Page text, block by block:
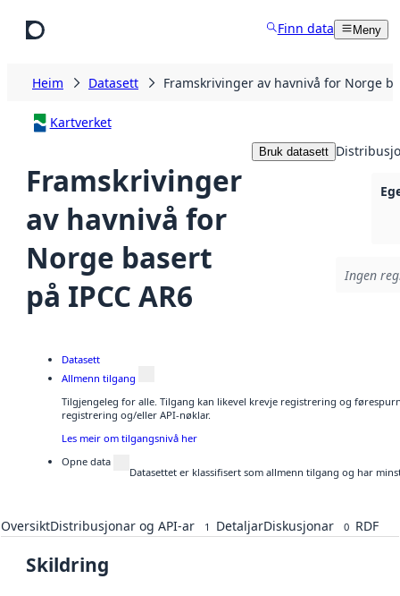
Finn data Meny
Heim Datasett Framskrivinger av havnivå for Norge
Kartverket
Framskrivinger
av havnivå for
Norge basert
på IPCC AR6
Bruk datasett
Ingen
Datasett
Allmenn tilgang
Tilgjengeleg for alle. Tilgang kan likevel krevje registrering og
registrering og/eller API-nøklar.
Les meir om tilgangsnivå her
Opne data
Datasettet er klassifisert som allmenn tilgang og har
OversiktDistribusjonar og API-ar 1 DetaljarDiskusjonar 0 RDF
Skildring